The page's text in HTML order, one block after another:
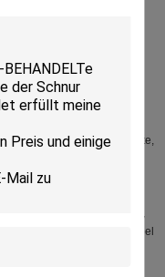
hochfest. Nicht Halogene,
Stoffe. Passend für
ist Glasfaser 1/4,
kann flammhemmendes
erhöhen. Das
worden und Kabeltestmitte,
überein.
hohem Flamme Retardancy
Silikonkautschukkabel
sein.